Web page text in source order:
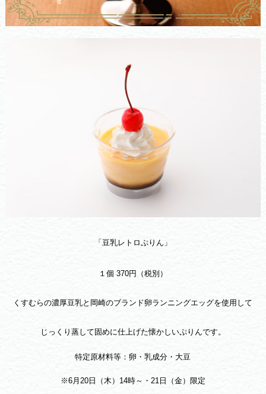
「豆乳レトロぷりん」
１個 370円（税別）
くすむらの濃厚豆乳と岡崎のブランド卵ランニングエッグを使用して
じっくり蒸して固めに仕上げた懐かしいぷりんです。
特定原材料等：卵・乳成分・大豆
※6月20日（木）14時～・21日（金）限定